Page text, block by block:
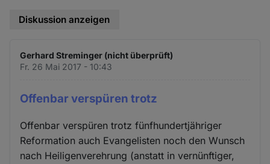
Diskussion anzeigen
Gerhard Streminger (nicht überprüft)
Fr. 26 Mai 2017 - 10:43
Offenbar verspüren trotz
Offenbar verspüren trotz fünfhundertjähriger
Reformation auch Evangelisten noch den Wunsch
nach Heiligenverehrung (anstatt in vernünftiger,